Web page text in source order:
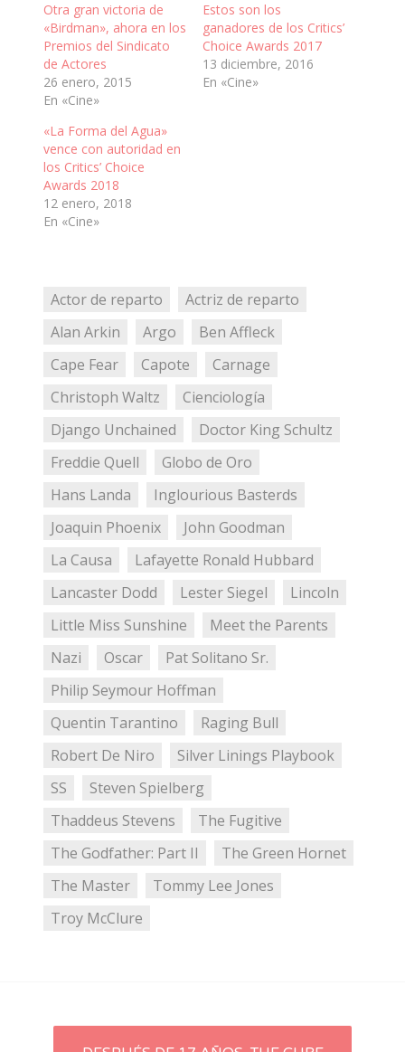
Otra gran victoria de
«Birdman», ahora en los
Premios del Sindicato
de Actores
26 enero, 2015
En «Cine»
Estos son los
ganadores de los Critics’
Choice Awards 2017
13 diciembre, 2016
En «Cine»
«La Forma del Agua»
vence con autoridad en
los Critics’ Choice
Awards 2018
12 enero, 2018
En «Cine»
Actor de reparto
Actriz de reparto
Alan Arkin
Argo
Ben Affleck
Cape Fear
Capote
Carnage
Christoph Waltz
Cienciología
Django Unchained
Doctor King Schultz
Freddie Quell
Globo de Oro
Hans Landa
Inglourious Basterds
Joaquin Phoenix
John Goodman
La Causa
Lafayette Ronald Hubbard
Lancaster Dodd
Lester Siegel
Lincoln
Little Miss Sunshine
Meet the Parents
Nazi
Oscar
Pat Solitano Sr.
Philip Seymour Hoffman
Quentin Tarantino
Raging Bull
Robert De Niro
Silver Linings Playbook
SS
Steven Spielberg
Thaddeus Stevens
The Fugitive
The Godfather: Part II
The Green Hornet
The Master
Tommy Lee Jones
Troy McClure